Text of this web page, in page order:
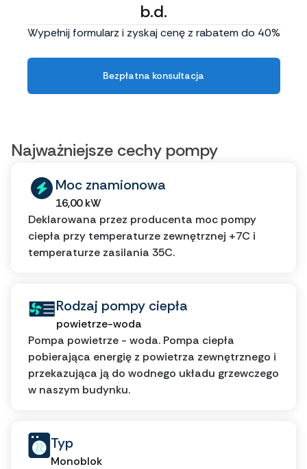
b.d.
Wypełnij formularz i zyskaj cenę z rabatem do 40%
Bezpłatna konsultacja
Najważniejsze cechy pompy
Moc znamionowa
16,00 kW
Deklarowana przez producenta moc pompy
ciepła przy temperaturze zewnętrznej +7C i
temperaturze zasilania 35C.
Rodzaj pompy ciepła
powietrze-woda
Pompa powietrze - woda. Pompa ciepła
pobierająca energię z powietrza zewnętrznego i
przekazująca ją do wodnego układu grzewczego
w naszym budynku.
Typ
Monoblok